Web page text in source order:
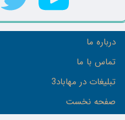
درباره ما
تماس با ما
تبلیغات در مهاباد3
صفحه نخست